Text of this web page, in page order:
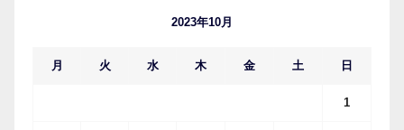
2023年10月
月 火 水 木 金 土 日
1